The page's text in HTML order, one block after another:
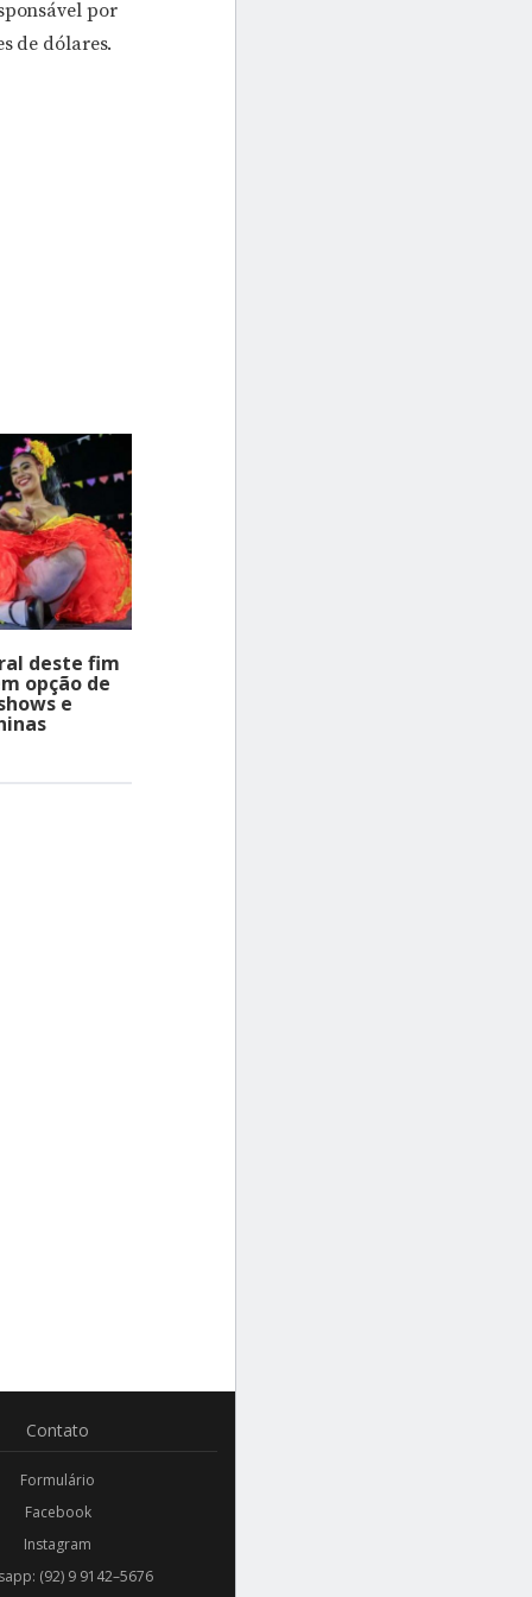
por
de dólares.
deste fim
opção de
e
Contato
Formulário
Facebook
Instagram
(92) 9 9142–5676